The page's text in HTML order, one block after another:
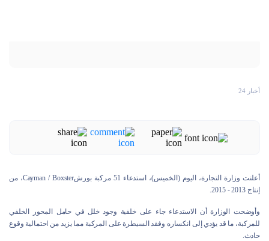
أخبار 24
أعلنت وزارة التجارة، اليوم (الخميس)، استدعاء 51 مركبة بورشCayman / Boxster، من
إنتاج 2013 - 2015.
وأوضحت الوزارة أن الاستدعاء جاء على خلفية وجود خلل في حامل المحور الخلفي
للمركبة، ما قد يؤدي إلى انكساره وفقد السيطرة على المركبة مما يزيد من احتمالية وقوع
حادث.